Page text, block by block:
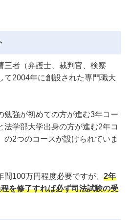
三者（弁護士、裁判官、検察
て2004年に創設された専門職大
勉強が初めての方が進む3年コー
法学部大学出身の方が進む2年コ
の2つのコースが設けられていま
100万円程度必要ですが、 2年
を修了すれば必ず司法試験の受